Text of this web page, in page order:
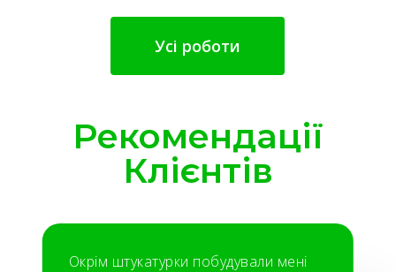
Усі роботи
Рекомендації
Клієнтів
Окрім штукатурки побудували мені